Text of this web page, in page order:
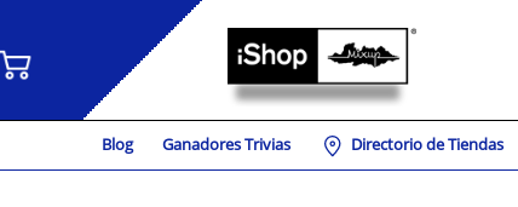
Blog Ganadores Trivias Directorio de Tiendas